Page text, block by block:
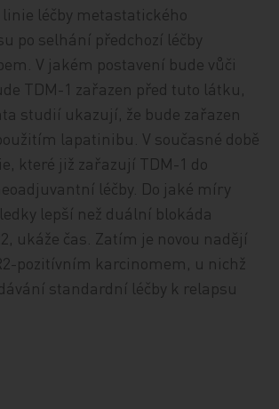
léčby metastatického
po selhání předchozí léčby
V jakém postavení bude vůči
TDM-1 zařazen před tuto látku,
studií ukazují, že bude zařazen
lapatinibu. V současné době
které již zařazují TDM-1 do
léčby. Do jaké míry
lepší než duální blokáda
ukáže čas. Zatím je novou nadějí
pozitívním karcinomem, u nichž
standardní léčby k relapsu